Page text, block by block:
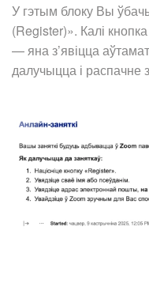
У гэтым блоку Вы
(Register)». Калі
— яна з’явіцца
далучыцца і распачне